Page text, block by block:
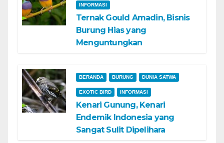
INFORMASI
Ternak Gould Amadin, Bisnis
Burung Hias yang
Menguntungkan
BERANDA BURUNG DUNIA SATWA
EXOTIC BIRD INFORMASI
Kenari Gunung, Kenari
Endemik Indonesia yang
Sangat Sulit Dipelihara